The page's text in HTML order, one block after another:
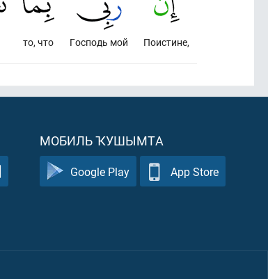
Поистине,
Господь мой
то, что
МОБИЛЬ ҠУШЫМТА
Google Play App Store